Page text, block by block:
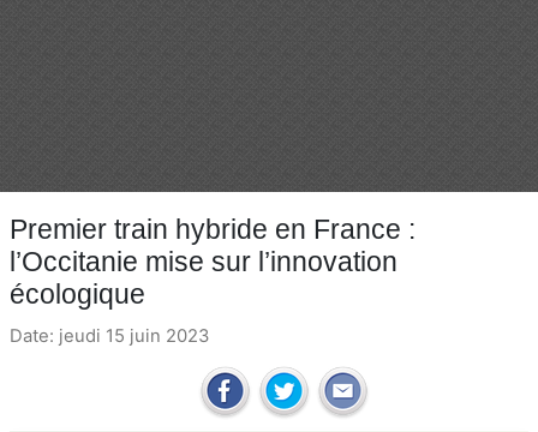
Premier train hybride en France :
l’Occitanie mise sur l’innovation
écologique
Date: jeudi 15 juin 2023